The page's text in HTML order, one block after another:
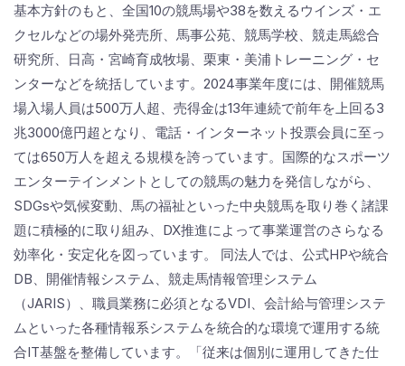
基本方針のもと、全国10の競馬場や38を数えるウインズ・エ
クセルなどの場外発売所、馬事公苑、競馬学校、競走馬総合
研究所、日高・宮崎育成牧場、栗東・美浦トレーニング・セ
ンターなどを統括しています。2024事業年度には、開催競馬
場入場人員は500万人超、売得金は13年連続で前年を上回る3
兆3000億円超となり、電話・インターネット投票会員に至っ
ては650万人を超える規模を誇っています。国際的なスポーツ
エンターテインメントとしての競馬の魅力を発信しながら、
SDGsや気候変動、馬の福祉といった中央競馬を取り巻く諸課
題に積極的に取り組み、DX推進によって事業運営のさらなる
効率化・安定化を図っています。 同法人では、公式HPや統合
DB、開催情報システム、競走馬情報管理システム
（JARIS）、職員業務に必須となるVDI、会計給与管理システ
ムといった各種情報系システムを統合的な環境で運用する統
合IT基盤を整備しています。「従来は個別に運用してきた仕